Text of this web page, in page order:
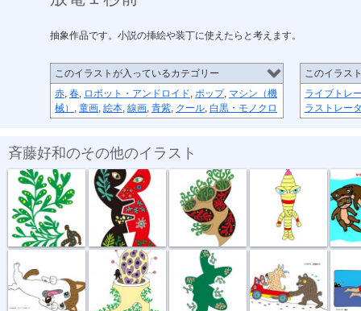
抽象作品です。 小説の挿絵や装丁に使えたらと考えます。
このイラストが入っているカテゴリー
赤, 春, ロボット・アンドロイド, ポップ, マシン（機
械） , 童画, 絵本, 線画, 青紫, クール, 白黒・モノクロ
このイラス
ライブトレ
ラストレー
斉藤好和のその他のイラスト
植物のチカラ 組み合わせ 植木鉢
どう、このポ... おいしい匂い 新しい種 坂道登れば 遠泳